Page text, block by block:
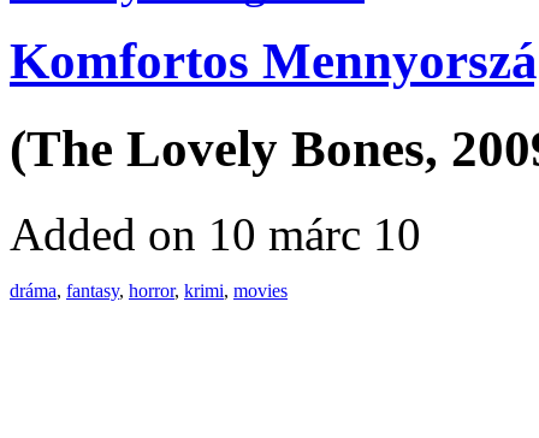
Komfortos
(The Lovely Bones,
Added on 10 márc 10
dráma, fantasy, horror, krimi, movies